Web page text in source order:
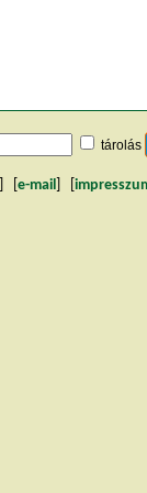
tárolás
e-mail